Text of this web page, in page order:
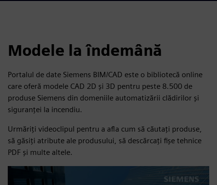
Modele la îndemână
Portalul de date Siemens BIM/CAD este o bibliotecă online
care oferă modele CAD 2D și 3D pentru peste 8.500 de
produse Siemens din domeniile automatizării clădirilor și
siguranței la incendiu.
Urmăriți videoclipul pentru a afla cum să căutați produse,
să găsiți atribute ale produsului, să descărcați fișe tehnice
PDF și multe altele.